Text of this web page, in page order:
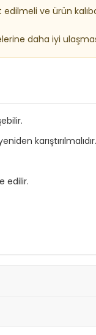
ve ürün
daha iyi
karıştırılmalıdır.
edilir.